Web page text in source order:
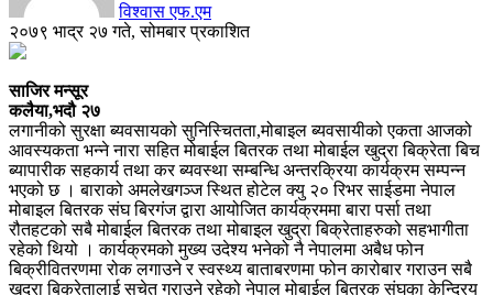
विश्वास एफ.एम
२०७९ भाद्र २७ गते, सोमबार प्रकाशित
साजिर मन्सूर
कलैया,भदौ २७
लगानीको सुरक्षा ब्यवसायको सुनिस्चितता,मोबाइल ब्यवसायीको एकता आजको
आवस्यकता भन्ने नारा सहित मोबाईल बितरक तथा मोबाईल खुद्रा बिक्रेता बिच
ब्यापारीक सहकार्य तथा कर ब्यवस्था सम्बन्धि अन्तरक्रिया कार्यक्रम सम्पन्न
भएको छ । बाराको अमलेखगञ्ज स्थित होटेल क्यु २० रिभर साईडमा नेपाल
मोबाइल बितरक संघ बिरगंज द्वारा आयोजित कार्यक्रममा बारा पर्सा तथा
रौतहटको सबै मोबाईल बितरक तथा मोबाइल खुद्रा बिक्रेताहरुको सहभागीता
रहेको थियो । कार्यक्रमको मुख्य उदेश्य भनेको नै नेपालमा अबैध फोन
बिक्रीवितरणमा रोक लगाउने र स्वस्थ्य बाताबरणमा फोन कारोबार गराउन सबै
खुद्रा बिक्रेतालाई सचेत गराउने रहेको नेपाल मोबाईल बितरक संघका केन्द्रिय